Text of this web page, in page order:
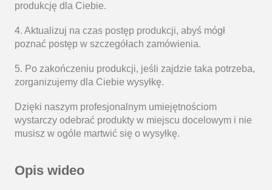
produkcję dla Ciebie.
4. Aktualizuj na czas postęp produkcji, abyś mógł
poznać postęp w szczegółach zamówienia.
5. Po zakończeniu produkcji, jeśli zajdzie taka potrzeba,
zorganizujemy dla Ciebie wysyłkę.
Dzięki naszym profesjonalnym umiejętnościom
wystarczy odebrać produkty w miejscu docelowym i nie
musisz w ogóle martwić się o wysyłkę.
Opis wideo